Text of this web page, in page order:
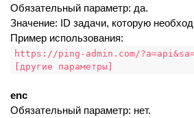
Обязательный параметр: да.
Значение: ID задачи, которую
Пример использования:
https://ping-admin.com/
[другие параметры]
enc
Обязательный параметр: нет.